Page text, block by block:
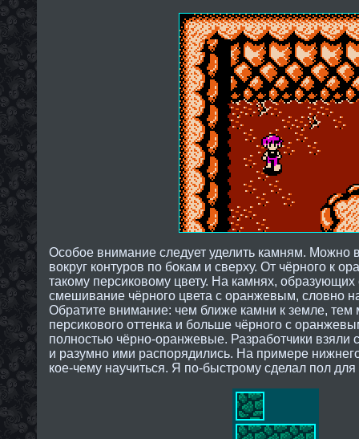
Особое внимание следует уделить камням. Можно
вокруг контуров по бокам и сверху. От чёрного к
такому персиковому цвету. На камнях, образующих
смешивание чёрного цвета с оранжевым, словно
Обратите внимание: чем ближе камни к земле, тем
персикового оттенка и больше чёрного с
полностью чёрно-оранжевые. Разработчики взяли
и разумно ими распорядились. На примере
кое-чему научиться. Я по-быстрому сделал пол